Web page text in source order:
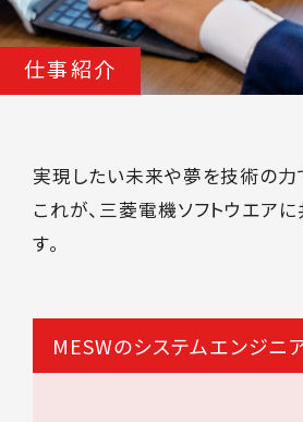
仕事紹介
実現したい未来や夢を技術の力
これが、三菱電機ソフトウエア
す。
MESWのシステムエンジニ